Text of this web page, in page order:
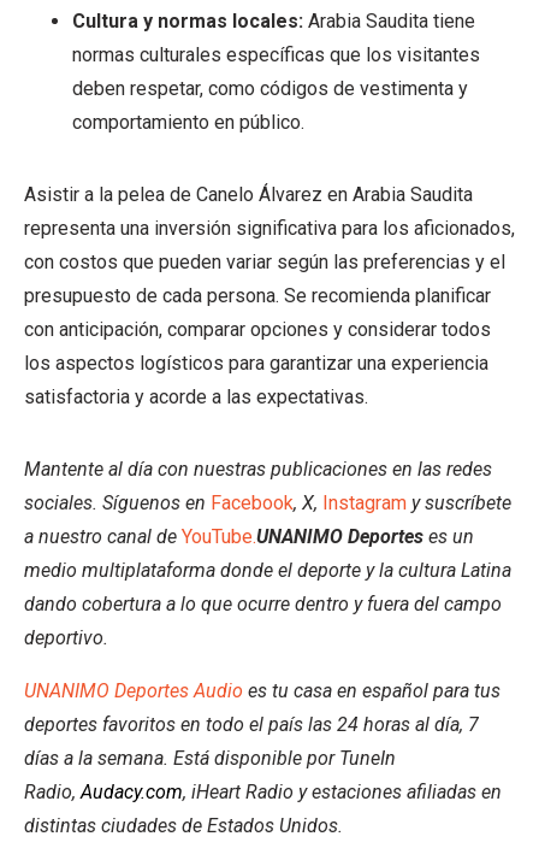
Cultura y normas locales: Arabia Saudita tiene
normas culturales específicas que los visitantes
deben respetar, como códigos de vestimenta y
comportamiento en público.
Asistir a la pelea de Canelo Álvarez en Arabia Saudita
representa una inversión significativa para los aficionados,
con costos que pueden variar según las preferencias y el
presupuesto de cada persona. Se recomienda planificar
con anticipación, comparar opciones y considerar todos
los aspectos logísticos para garantizar una experiencia
satisfactoria y acorde a las expectativas.
Mantente al día con nuestras publicaciones en las redes
sociales. Síguenos en Facebook, X, Instagram y suscríbete
a nuestro canal de YouTube.UNANIMO Deportes es un
medio multiplataforma donde el deporte y la cultura Latina
dando cobertura a lo que ocurre dentro y fuera del campo
deportivo.
UNANIMO Deportes Audio es tu casa en español para tus
deportes favoritos en todo el país las 24 horas al día, 7
días a la semana. Está disponible por TuneIn
Radio, Audacy.com, iHeart Radio y estaciones afiliadas en
distintas ciudades de Estados Unidos.